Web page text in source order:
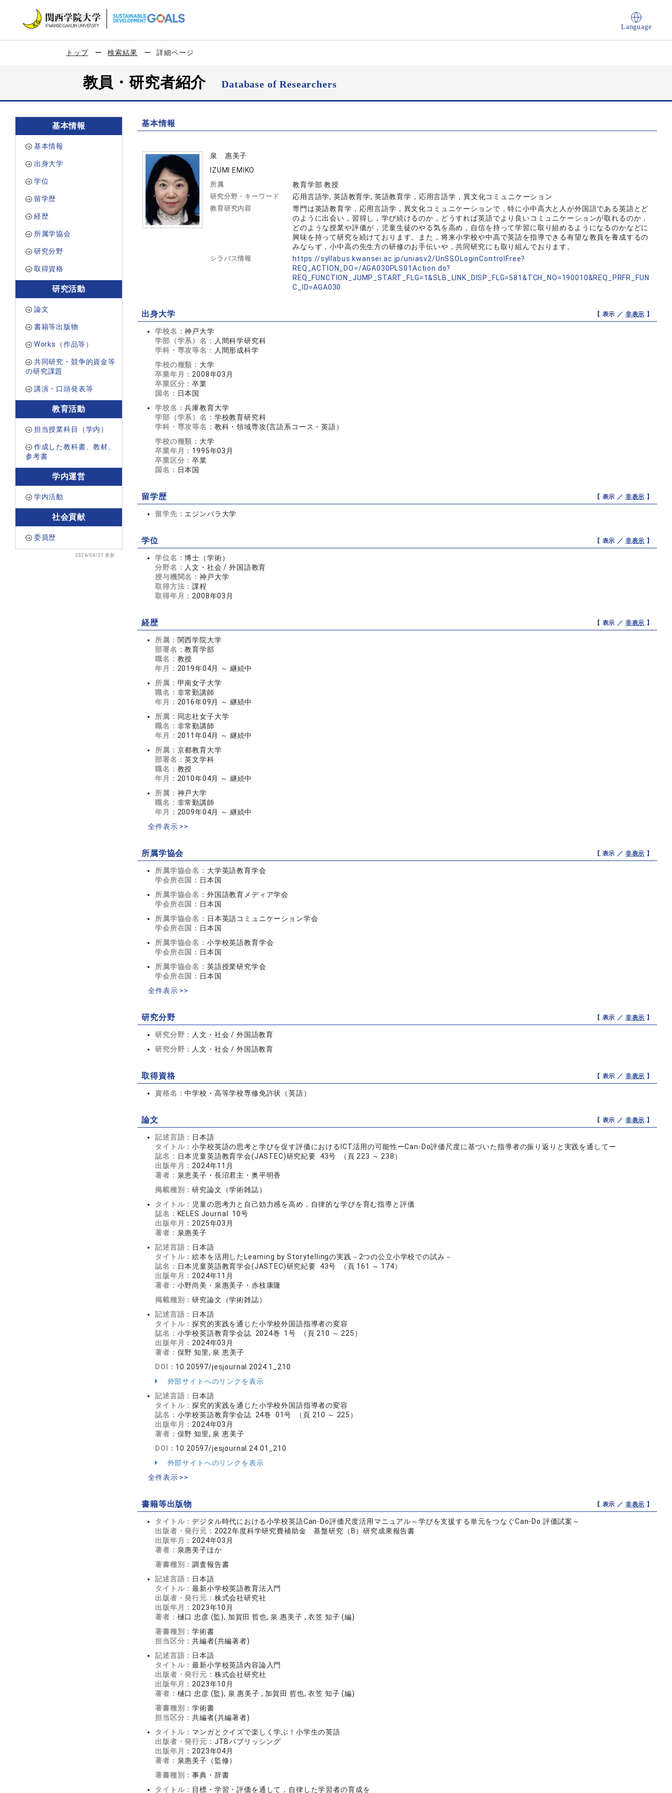
Language
トップ 検索結果 詳細ページ
教員・研究者紹介Database of Researchers
基本情報
基本情報
出身大学
学位
留学歴
経歴
所属学協会
研究分野
取得資格
研究活動
論文
書籍等出版物
Works（作品等）
共同研究・競争的資金等
の研究課題
講演・口頭発表等
教育活動
担当授業科目（学内）
作成した教科書、教材、
参考書
学内運営
学内活動
社会貢献
委員歴
2026/04/21 更新
基本情報
泉 惠美子
IZUMI EMIKO
所属 教育学部 教授
研究分野・キーワード 応用言語学, 英語教育学, 英語教育学，応用言語学，異文化コミュニケーション
教育研究内容
専門は英語教育学，応用言語学，異文化コミュニケーションで，特に小中高大と人が外国語である英語とど
のように出会い，習得し，学び続けるのか，どうすれば英語でより良いコミュニケーションが取れるのか，
どのような授業や評価が，児童生徒のやる気を高め，自信を持って学習に取り組めるようになるのかなどに
興味を持って研究を続けております。また，将来小学校や中高で英語を指導できる有望な教員を養成するの
みならず，小中高の先生方の研修のお手伝いや，共同研究にも取り組んでおります。
シラバス情報
https://syllabus.kwansei.ac.jp/uniasv2/UnSSOLoginControlFree?
REQ_ACTION_DO=/AGA030PLS01Action.do?
REQ_FUNCTION_JUMP_START_FLG=1&SLB_LINK_DISP_FLG=581&TCH_NO=190010&REQ_PRFR_FUN
C_ID=AGA030
出身大学 【 表示 ／ 非表示 】
学校名：神戸大学
学部（学系）名： 人間科学研究科
学科・専攻等名： 人間形成科学
学校の種類： 大学
卒業年月： 2008年03月
卒業区分：卒業
国名： 日本国
学校名：兵庫教育大学
学部（学系）名： 学校教育研究科
学科・専攻等名： 教科・領域専攻(言語系コース・英語）
学校の種類： 大学
卒業年月： 1995年03月
卒業区分：卒業
国名： 日本国
留学歴 【 表示 ／ 非表示 】
留学先： エジンバラ大学
学位 【 表示 ／ 非表示 】
学位名：博士（学術）
分野名： 人文・社会 / 外国語教育
授与機関名：神戸大学
取得方法：課程
取得年月： 2008年03月
経歴 【 表示 ／ 非表示 】
所属： 関西学院大学
部署名：教育学部
職名： 教授
年月： 2019年04月 ～ 継続中
所属： 甲南女子大学
職名： 非常勤講師
年月： 2016年09月 ～ 継続中
所属： 同志社女子大学
職名： 非常勤講師
年月： 2011年04月 ～ 継続中
所属： 京都教育大学
部署名：英文学科
職名： 教授
年月： 2010年04月 ～ 継続中
所属： 神戸大学
職名： 非常勤講師
年月： 2009年04月 ～ 継続中
全件表示 >>
所属学協会 【 表示 ／ 非表示 】
所属学協会名： 大学英語教育学会
学会所在国： 日本国
所属学協会名： 外国語教育メディア学会
学会所在国： 日本国
所属学協会名： 日本英語コミュニケーション学会
学会所在国： 日本国
所属学協会名： 小学校英語教育学会
学会所在国： 日本国
所属学協会名： 英語授業研究学会
学会所在国： 日本国
全件表示 >>
研究分野 【 表示 ／ 非表示 】
研究分野： 人文・社会 / 外国語教育
研究分野： 人文・社会 / 外国語教育
取得資格 【 表示 ／ 非表示 】
資格名：中学校・高等学校専修免許状（英語）
論文 【 表示 ／ 非表示 】
記述言語： 日本語
タイトル：小学校英語の思考と学びを促す評価におけるICT活用の可能性ーCan-Do評価尺度に基づいた指導者の振り返りと実践を通してー
誌名： 日本児童英語教育学会(JASTEC)研究紀要 43号 （頁 223 ～ 238）
出版年月： 2024年11月
著者： 泉恵美子・長沼君主・奥平明香
掲載種別：研究論文（学術雑誌）
タイトル： 児童の思考力と自己効力感を高め，自律的な学びを育む指導と評価
誌名： KELES Journal 10号
出版年月： 2025年03月
著者： 泉惠美子
記述言語： 日本語
タイトル：絵本を活用したLearning by Storytellingの実践－2つの公立小学校での試み－
誌名： 日本児童英語教育学会(JASTEC)研究紀要 43号 （頁 161 ～ 174）
出版年月： 2024年11月
著者： 小野尚美・泉惠美子・赤枝康隆
掲載種別：研究論文（学術雑誌）
記述言語： 日本語
タイトル：探究的実践を通じた小学校外国語指導者の変容
誌名： 小学校英語教育学会誌 2024巻 1号 （頁 210 ～ 225）
出版年月： 2024年03月
著者： 俣野 知里, 泉 恵美子
DOI： 10.20597/jesjournal.2024.1_210
外部サイトへのリンクを表示
記述言語： 日本語
タイトル：探究的実践を通じた小学校外国語指導者の変容
誌名： 小学校英語教育学会誌 24巻 01号 （頁 210 ～ 225）
出版年月： 2024年03月
著者： 俣野 知里, 泉 恵美子
DOI： 10.20597/jesjournal.24.01_210
外部サイトへのリンクを表示
全件表示 >>
書籍等出版物 【 表示 ／ 非表示 】
タイトル：デジタル時代における小学校英語Can-Do評価尺度活用マニュアル～学びを支援する単元をつなぐCan-Do 評価試案～
出版者・発行元： 2022年度科学研究費補助金 基盤研究（B）研究成果報告書
出版年月： 2024年03月
著者： 泉惠美子ほか
著書種別：調査報告書
記述言語： 日本語
タイトル：最新小学校英語教育法入門
出版者・発行元： 株式会社研究社
出版年月： 2023年10月
著者： 樋口 忠彦 (監), 加賀田 哲也, 泉 惠美子 , 衣笠 知子 (編)
著書種別：学術書
担当区分：共編者(共編著者)
記述言語： 日本語
タイトル：最新小学校英語内容論入門
出版者・発行元： 株式会社研究社
出版年月： 2023年10月
著者： 樋口 忠彦 (監), 泉 惠美子 , 加賀田 哲也, 衣笠 知子 (編)
著書種別：学術書
担当区分：共編者(共編著者)
タイトル： マンガとクイズで楽しく学ぶ！小学生の英語
出版者・発行元： JTBパブリッシング
出版年月： 2023年04月
著者： 泉惠美子（監修）
著書種別：事典・辞書
タイトル： 目標・学習・評価を通して，自律した学習者の育成を